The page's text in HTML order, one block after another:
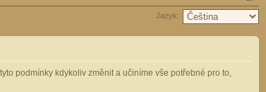
Jazyk:
podmínky kdykoliv změnit a učiníme vše potřebné pro to,